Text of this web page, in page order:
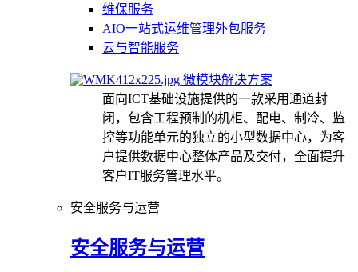
维保服务
AIO一站式运维管理外包服务
云与智能服务
微模块解决方案
面向ICT基础设施提供的一款采用通道封
闭，包含工程预制的机柜、配电、制冷、监
控等功能单元的独立的小型数据中心，为客
户提供数据中心整体产品及交付，全面提升
客户IT服务管理水平。
安全服务与运营
安全服务与运营